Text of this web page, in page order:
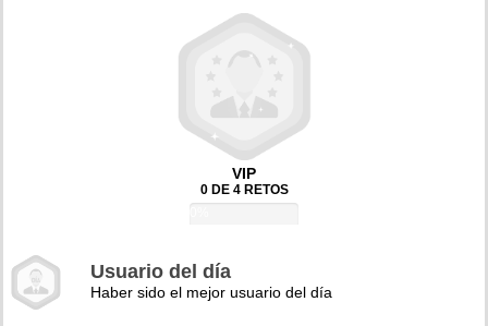
VIP
0 DE 4 RETOS
Usuario del día
Haber sido el mejor usuario del día